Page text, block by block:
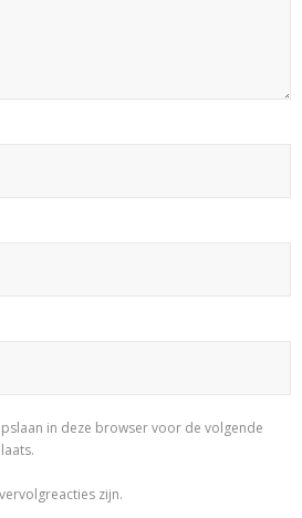
in deze browser voor de volgende
zijn.